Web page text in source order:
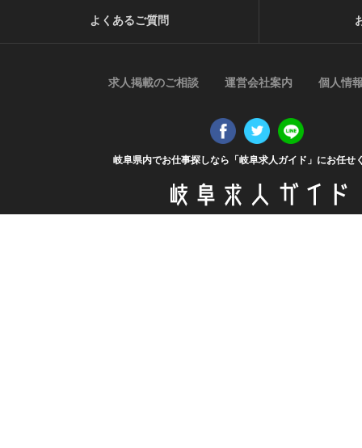
岐阜県内でお仕事探しなら「岐阜求人ガイド」にお任せ
よくあるご質問
求人掲載のご相談 運営会社案内 個人情